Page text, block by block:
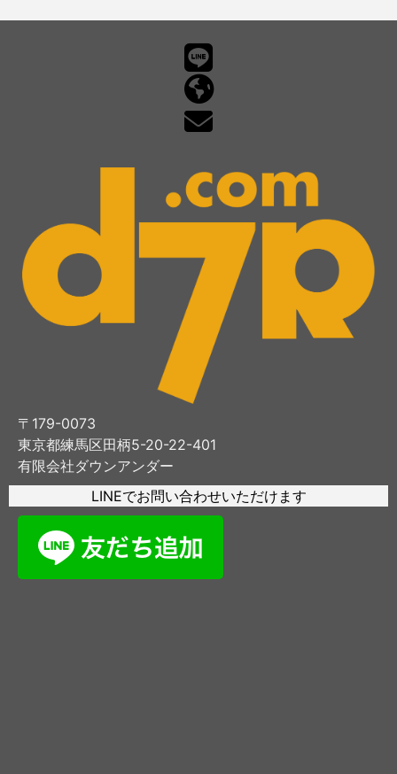
〒179-0073
東京都練馬区田柄5-20-22-401
有限会社ダウンアンダー
LINEでお問い合わせいただけます